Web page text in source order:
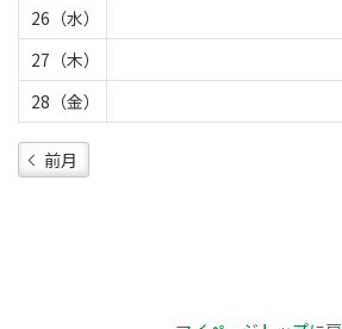
26（水）
27（木）
28（金）
前月